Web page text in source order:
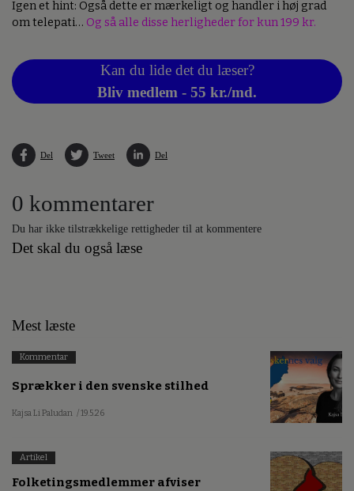
Igen et hint: Også dette er mærkeligt og handler i høj grad
om telepati… Og så alle disse herligheder for kun 199 kr.
Kan du lide det du læser?
Bliv medlem - 55 kr./md.
Del Tweet Del
0 kommentarer
Du har ikke tilstrækkelige rettigheder til at kommentere
Det skal du også læse
Mest læste
Kommentar
Sprækker i den svenske stilhed
Kajsa Li Paludan / 19.5.26
Artikel
Folketingsmedlemmer afviser